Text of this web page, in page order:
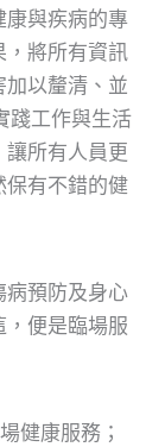
與疾病的專
將所有資訊
以釐清、並
踐工作與生活
所有人員更
有不錯的健
預防及身心
便是臨場服
健康服務；